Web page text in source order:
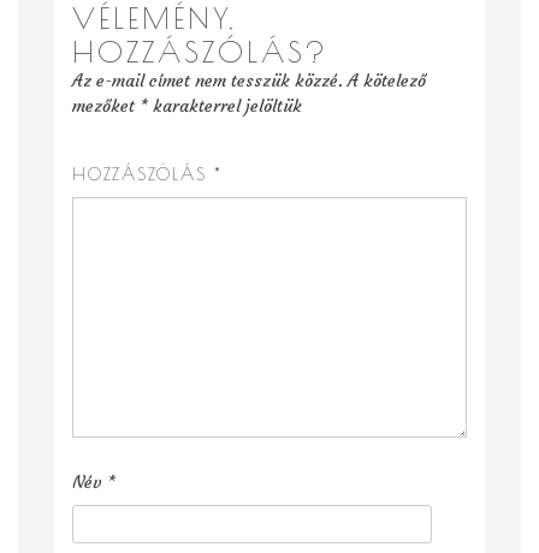
VÉLEMÉNY,
HOZZÁSZÓLÁS?
Az e-mail címet nem tesszük közzé. A kötelező
mezőket * karakterrel jelöltük
HOZZÁSZÓLÁS *
Név *